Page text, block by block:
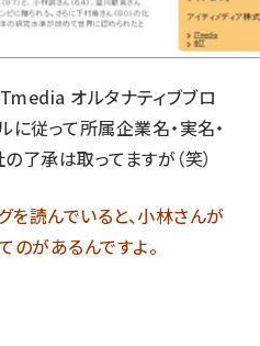
オルタナティブブロ
に従って所属企業名・実名・
了承は取ってますが（笑）
読んでいると、小林さんが
のがあるんですよ。